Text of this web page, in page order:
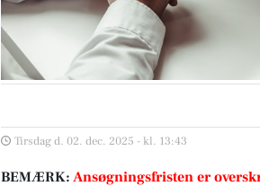
Tirsdag d. 02. dec. 2025 - kl. 13:43
BEMÆRK: Ansøgningsfristen er